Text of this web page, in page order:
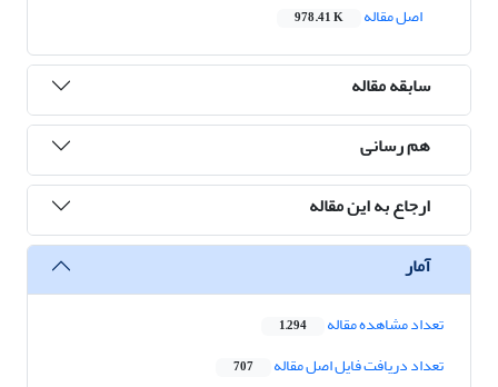
اصل مقاله
978.41 K
سابقه مقاله
هم رسانی
ارجاع به این مقاله
آمار
تعداد مشاهده مقاله 1,294
تعداد دریافت فایل اصل مقاله 707